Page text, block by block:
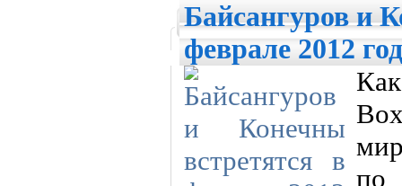
Байсангуров и
феврале 2012
по